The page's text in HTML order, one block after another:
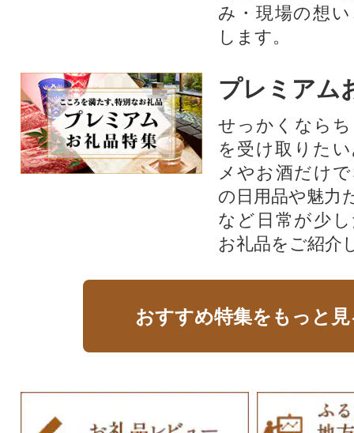
み・現場の想
します。
プレミアム
せっかくなら
を受け取りた
メやお酒だけ
の日用品や魅力
など日常が少
お礼品をご紹介
おすすめ特集をもっと